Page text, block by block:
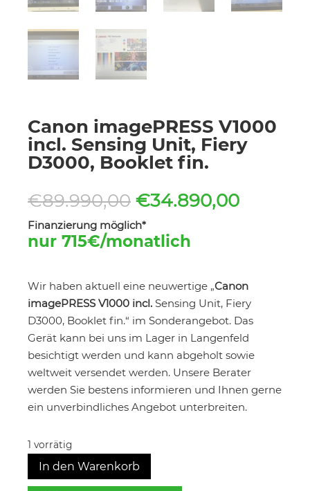
Canon imagePRESS V1000
incl. Sensing Unit, Fiery
D3000, Booklet fin.
€89.990,00 Ursprünglicher
Preis
war:
€89.990,00
€34.890,00
Finanzierung möglich*
nur 715€/monatlich
Wir haben aktuell eine neuwertige „Canon
imagePRESS V1000 incl. Sensing Unit, Fiery
D3000, Booklet fin.“ im Sonderangebot. Das
Gerät kann bei uns im Lager in Langenfeld
besichtigt werden und kann abgeholt sowie
weltweit versendet werden. Unsere Berater
werden Sie bestens informieren und Ihnen gerne
ein unverbindliches Angebot unterbreiten.
1 vorrätig
In den Warenkorb